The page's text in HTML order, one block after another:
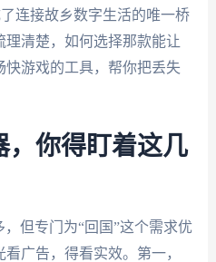
连接故乡数字生活的唯一桥
清楚，如何选择那款能让
游戏的工具，帮你把丢失
，你得盯着这几
但专门为“回国”这个需求优
广告，得看实效。第一，